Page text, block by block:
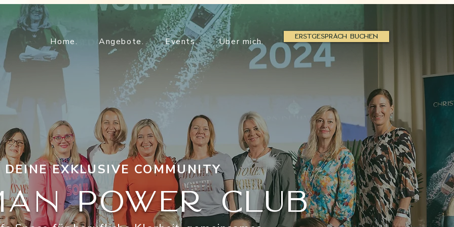
Home. Angebote. Events. Über mich. ERSTGESPRÄCH BUCHEN
DEINE EXKLUSIVE COMMUNITY
Power Club